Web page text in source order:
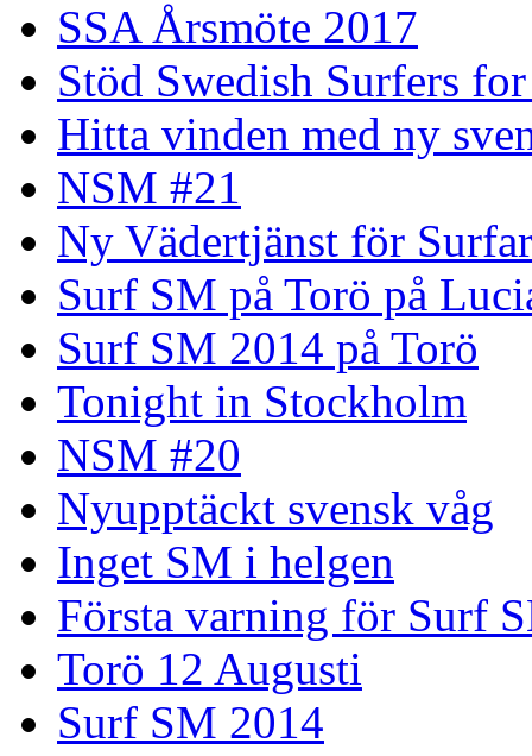
SSA Årsmöte 2017
Stöd Swedish Surfers
Hitta vinden med ny
NSM #21
Ny Vädertjänst för
Surf SM på Torö på
Surf SM 2014 på Torö
Tonight in Stockholm
NSM #20
Nyupptäckt svensk våg
Inget SM i helgen
Första varning för Surf
Torö 12 Augusti
Surf SM 2014